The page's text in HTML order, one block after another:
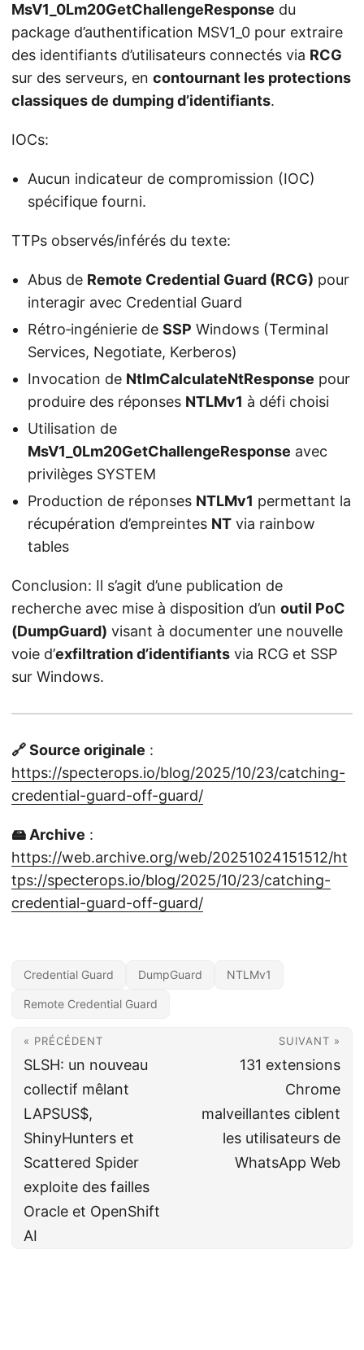
MsV1_0Lm20GetChallengeResponse du
package d’authentification MSV1_0 pour extraire
des identifiants d’utilisateurs connectés via RCG
sur des serveurs, en contournant les protections
classiques de dumping d’identifiants.
IOCs:
Aucun indicateur de compromission (IOC)
spécifique fourni.
TTPs observés/inférés du texte:
Abus de Remote Credential Guard (RCG) pour
interagir avec Credential Guard
Rétro‑ingénierie de SSP Windows (Terminal
Services, Negotiate, Kerberos)
Invocation de NtlmCalculateNtResponse pour
produire des réponses NTLMv1 à défi choisi
Utilisation de
MsV1_0Lm20GetChallengeResponse avec
privilèges SYSTEM
Production de réponses NTLMv1 permettant la
récupération d’empreintes NT via rainbow
tables
Conclusion: Il s’agit d’une publication de
recherche avec mise à disposition d’un outil PoC
(DumpGuard) visant à documenter une nouvelle
voie d’exfiltration d’identifiants via RCG et SSP
sur Windows.
🔗 Source originale :
https://specterops.io/blog/2025/10/23/catching-
credential-guard-off-guard/
🖴 Archive :
https://web.archive.org/web/20251024151512/ht
tps://specterops.io/blog/2025/10/23/catching-
credential-guard-off-guard/
Credential Guard DumpGuard NTLMv1
Remote Credential Guard
« PRÉCÉDENT
SLSH: un nouveau
collectif mêlant
LAPSUS$,
ShinyHunters et
Scattered Spider
exploite des failles
Oracle et OpenShift
AI
SUIVANT »
131 extensions
Chrome
malveillantes ciblent
les utilisateurs de
WhatsApp Web